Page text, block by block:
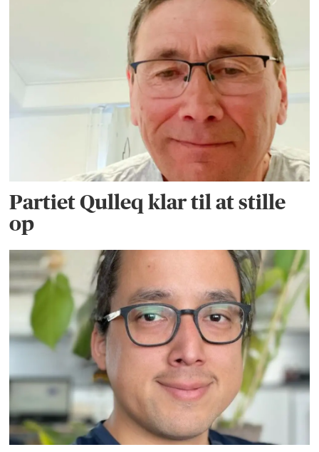
Partiet Qulleq klar til at stille
op